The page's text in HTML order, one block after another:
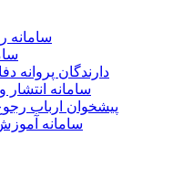
سامانه
دارندگان پروانه
سامانه
پیشخوان ارباب
سامانه